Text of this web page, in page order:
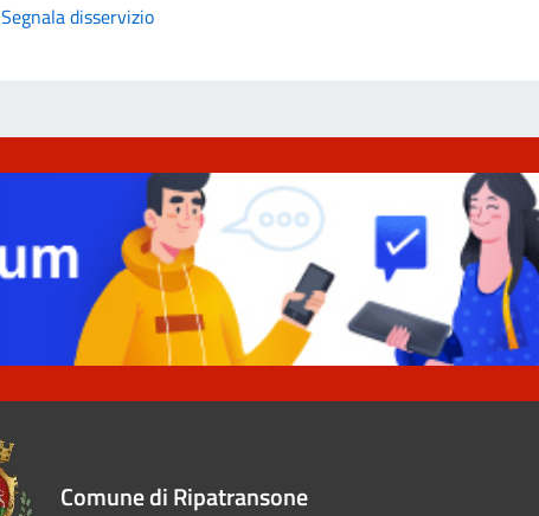
Segnala disservizio
Comune di Ripatransone